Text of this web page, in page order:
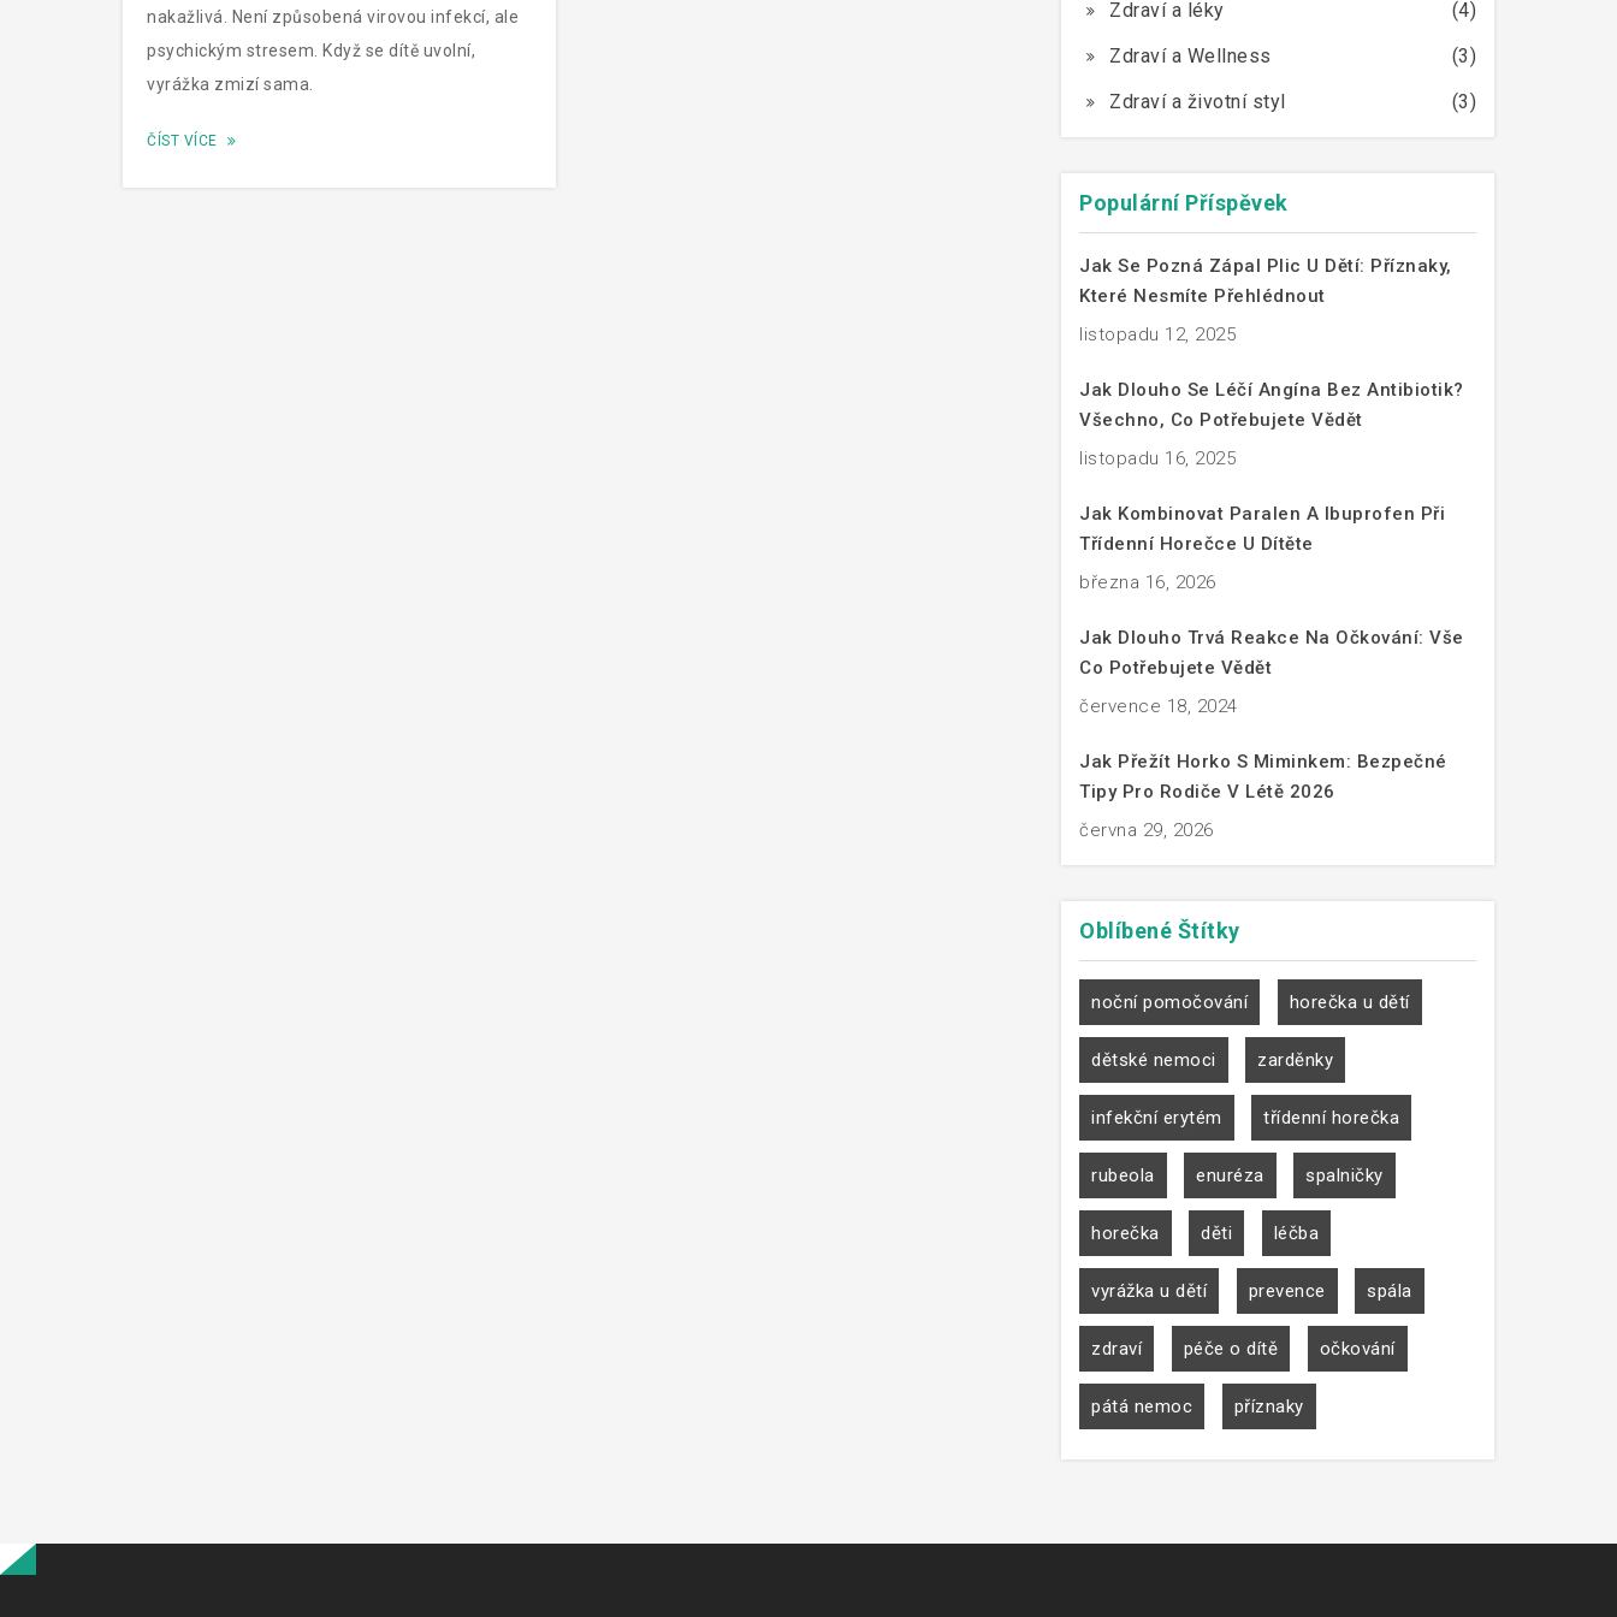
nakažlivá. Není způsobená virovou infekcí, ale
psychickým stresem. Když se dítě uvolní,
vyrážka zmizí sama.
ČÍST VÍCE
Zdraví a léky
(4)
Zdraví a Wellness
(3)
Zdraví a životní styl
(3)
Populární Příspěvek
Jak Se Pozná Zápal Plic U Dětí: Příznaky,
Které Nesmíte Přehlédnout
listopadu 12, 2025
Jak Dlouho Se Léčí Angína Bez Antibiotik?
Všechno, Co Potřebujete Vědět
listopadu 16, 2025
Jak Kombinovat Paralen A Ibuprofen Při
Třídenní Horečce U Dítěte
března 16, 2026
Jak Dlouho Trvá Reakce Na Očkování: Vše
Co Potřebujete Vědět
července 18, 2024
Jak Přežít Horko S Miminkem: Bezpečné
Tipy Pro Rodiče V Létě 2026
června 29, 2026
Oblíbené Štítky
noční pomočování horečka u dětí
dětské nemoci zarděnky
infekční erytém třídenní horečka
rubeola enuréza spalničky
horečka děti léčba
vyrážka u dětí prevence spála
zdraví péče o dítě očkování
pátá nemoc příznaky